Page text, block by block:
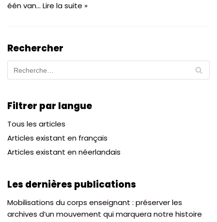
één van… Lire la suite »
Rechercher
Filtrer par langue
Tous les articles
Articles existant en français
Articles existant en néerlandais
Les dernières publications
Mobilisations du corps enseignant : préserver les
archives d’un mouvement qui marquera notre histoire